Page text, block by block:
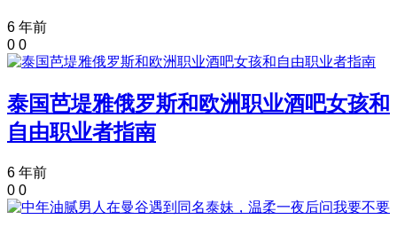
6 年前
0 0
泰国芭堤雅俄罗斯和欧洲职业酒吧女孩和
自由职业者指南
6 年前
0 0